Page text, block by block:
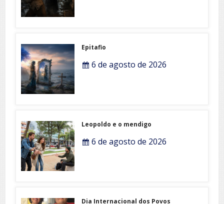
Epitafio
6 de agosto de 2026
Leopoldo e o mendigo
6 de agosto de 2026
Dia Internacional dos Povos